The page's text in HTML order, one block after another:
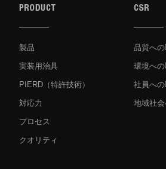
製品
実装用治具
PIERD （特許技術）
対応力
プロセス
クオリティ
品質へ
環境へ
社員へ
地域社